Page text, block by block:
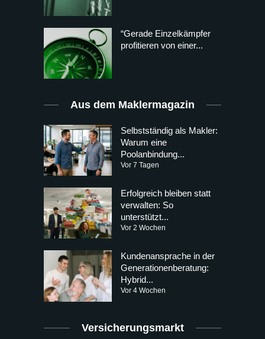
“Gerade Einzelkämpfer
profitieren von einer...
Aus dem Maklermagazin
Selbstständig als Makler:
Warum eine
Poolanbindung...
Vor 7 Tagen
Erfolgreich bleiben statt
verwalten: So
unterstützt...
Vor 2 Wochen
Kundenansprache in der
Generationenberatung:
Hybrid...
Vor 4 Wochen
Versicherungsmarkt